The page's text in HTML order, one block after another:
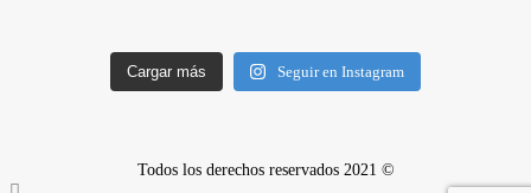
Cargar más Seguir en Instagram
Todos los derechos reservados 2021 ©